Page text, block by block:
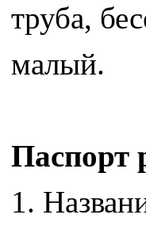
труба,
малый.
Паспорт
1.